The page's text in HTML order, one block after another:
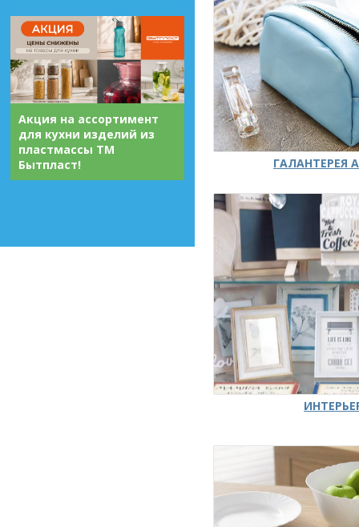
Акция на ассортимент
для кухни изделий из
пластмассы ТМ
Бытпласт!
ГАЛАНТЕРЕЯ